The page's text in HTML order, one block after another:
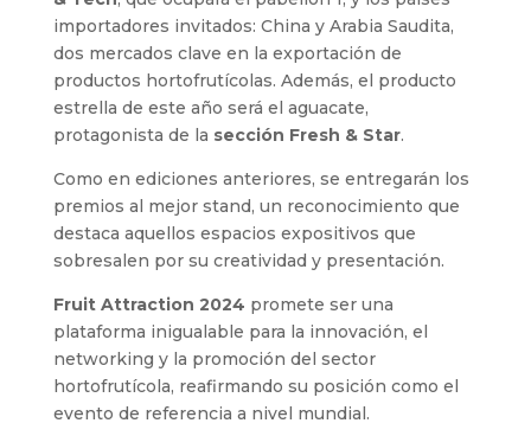
importadores invitados: China y Arabia Saudita,
dos mercados clave en la exportación de
productos hortofrutícolas. Además, el producto
estrella de este año será el aguacate,
protagonista de la sección Fresh & Star.
Como en ediciones anteriores, se entregarán los
premios al mejor stand, un reconocimiento que
destaca aquellos espacios expositivos que
sobresalen por su creatividad y presentación.
Fruit Attraction 2024 promete ser una
plataforma inigualable para la innovación, el
networking y la promoción del sector
hortofrutícola, reafirmando su posición como el
evento de referencia a nivel mundial.